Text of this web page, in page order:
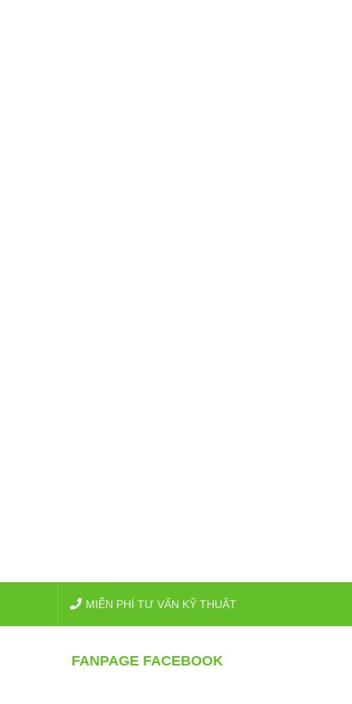
MIỄN PHÍ TƯ VẤN KỸ THUẬT
FANPAGE FACEBOOK